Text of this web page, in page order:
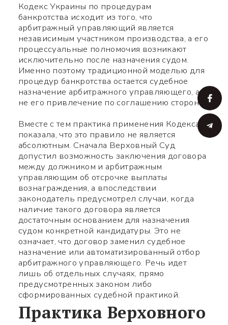
Кодекс Украины по процедурам
банкротства исходит из того, что
арбитражный управляющий является
независимым участником производства, а его
процессуальные полномочия возникают
исключительно после назначения судом.
Именно поэтому традиционной моделью для
процедур банкротства остается судебное
назначение арбитражного управляющего, а
не его привлечение по соглашению сторон.
Вместе с тем практика применения Кодекса
показала, что это правило не является
абсолютным. Сначала Верховный Суд
допустил возможность заключения договора
между должником и арбитражным
управляющим об отсрочке выплаты
вознаграждения, а впоследствии
законодатель предусмотрел случаи, когда
наличие такого договора является
достаточным основанием для назначения
судом конкретной кандидатуры. Это не
означает, что договор заменил судебное
назначение или автоматизированный отбор
арбитражного управляющего. Речь идет
лишь об отдельных случаях, прямо
предусмотренных законом либо
сформированных судебной практикой.
Практика Верховного